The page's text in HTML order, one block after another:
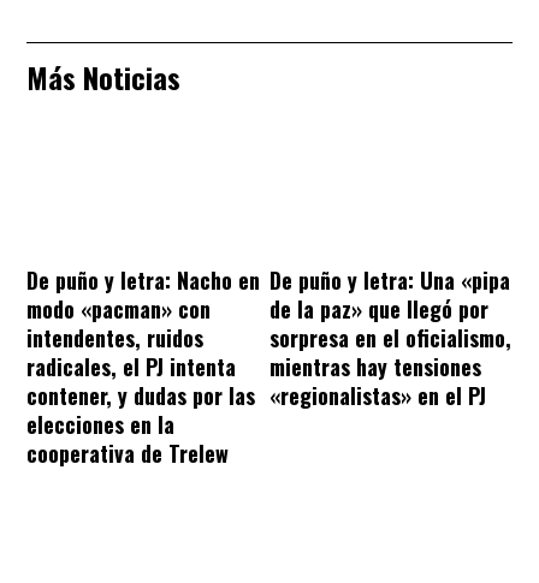
Más Noticias
De puño y letra: Nacho en
modo «pacman» con
intendentes, ruidos
radicales, el PJ intenta
contener, y dudas por las
elecciones en la
cooperativa de Trelew
De puño y letra: Una «pipa
de la paz» que llegó por
sorpresa en el oficialismo,
mientras hay tensiones
«regionalistas» en el PJ